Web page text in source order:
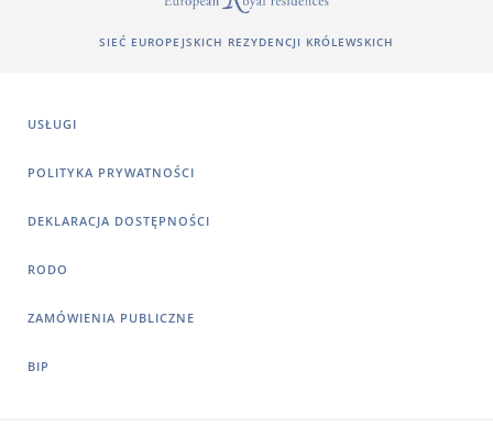
SIEĆ EUROPEJSKICH REZYDENCJI KRÓLEWSKICH
USŁUGI
POLITYKA PRYWATNOŚCI
DEKLARACJA DOSTĘPNOŚCI
RODO
ZAMÓWIENIA PUBLICZNE
BIP